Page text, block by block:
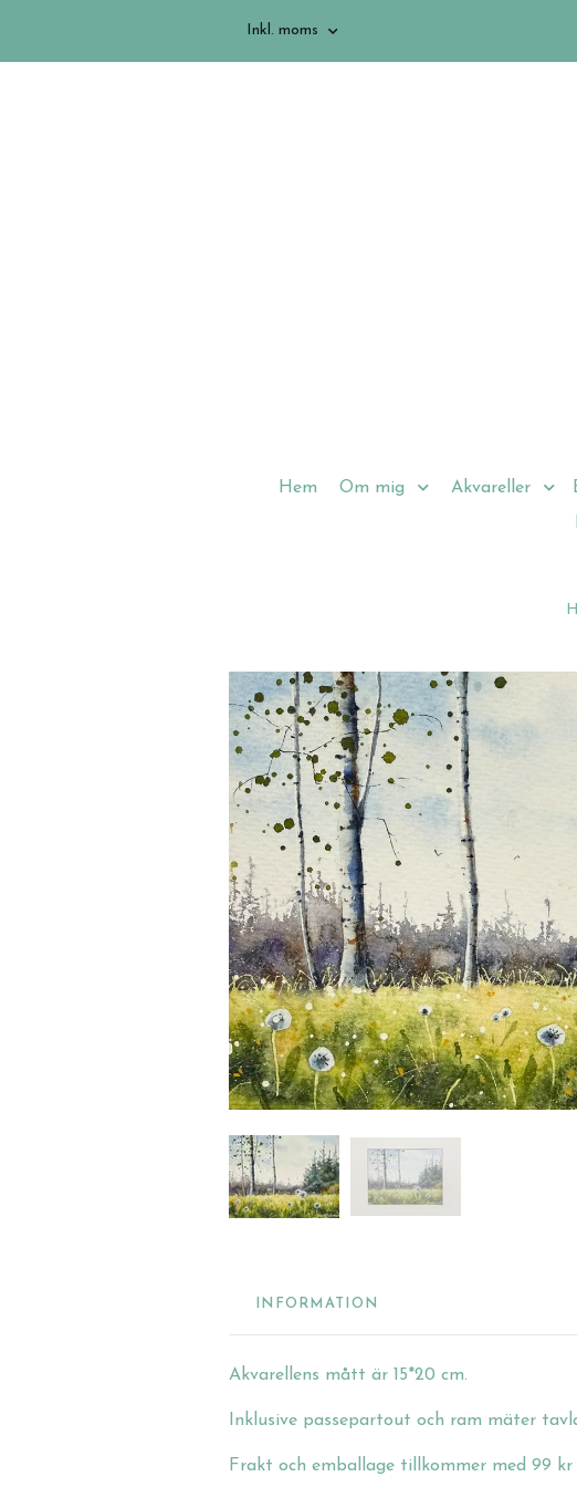
Inkl. moms
Hem Om mig Akvareller
INFORMATION
Akvarellens mått är 15*20 cm.
Inklusive passepartout och ram mäter
Frakt och emballage tillkommer med 99 kr